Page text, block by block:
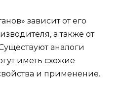
зависит от его
а также от
аналоги
иметь схожие
и применение.